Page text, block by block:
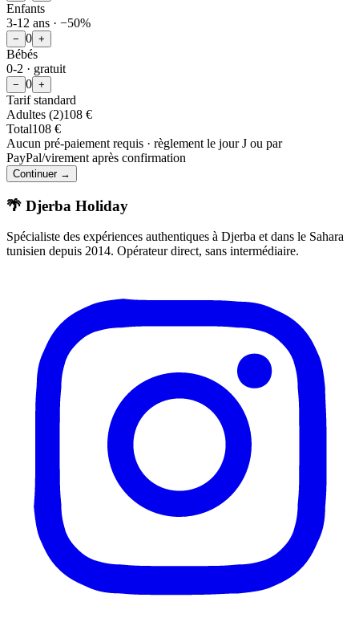
Enfants
3-12 ans · −50%
− 0 +
Bébés
0-2 · gratuit
− 0 +
Tarif standard
Adultes (2)108 €
Total108 €
Aucun pré-paiement requis · règlement le jour J ou par
PayPal/virement après confirmation
Continuer →
🌴 Djerba Holiday
Spécialiste des expériences authentiques à Djerba et dans le Sahara
tunisien depuis 2014. Opérateur direct, sans intermédiaire.